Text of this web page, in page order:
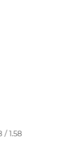
/ 1.58